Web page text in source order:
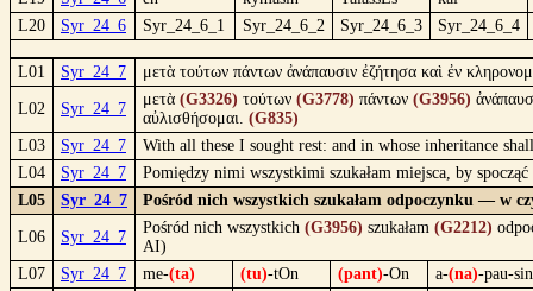
L20
Syr_24_6 Syr_24_6_1 Syr_24_6_2 Syr_24_6_3 Syr_24_6_4
L01 Syr_24_7 μετὰ τούτων πάντων ἀνάπαυσιν ἐζήτησα καὶ ἐν
L02 Syr_24_7
μετὰ (G3326) τούτων (G3778) πάντων (G3956)
αὐλισθήσομαι. (G835)
L03
Syr_24_7
With all these I sought rest: and in whose inheritance
L04
Syr_24_7
Pomiędzy nimi wszystkimi szukałam miejsca, by
L05
Syr_24_7 Pośród nich wszystkich szukałam odpoczynku — w
L06 Syr_24_7
Pośród nich wszystkich (G3956) szukałam (G2212)
AI)
L07
Syr_24_7 me-(ta) (tu)-tOn (pant)-On a-(na)-pau-sin